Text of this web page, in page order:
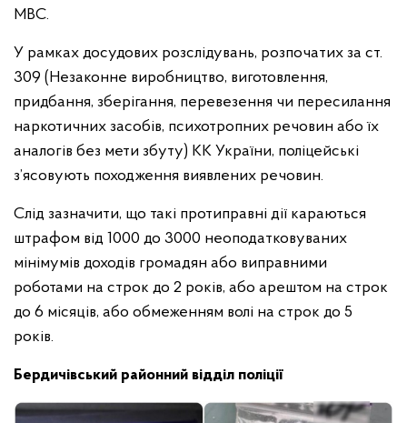
МВС.
У рамках досудових розслідувань, розпочатих за ст.
309 (Незаконне виробництво, виготовлення,
придбання, зберігання, перевезення чи пересилання
наркотичних засобів, психотропних речовин або їх
аналогів без мети збуту) КК України, поліцейські
з’ясовують походження виявлених речовин.
Слід зазначити, що такі протиправні дії караються
штрафом від 1000 до 3000 неоподатковуваних
мінімумів доходів громадян або виправними
роботами на строк до 2 років, або арештом на строк
до 6 місяців, або обмеженням волі на строк до 5
років.
Бердичівський районний відділ поліції